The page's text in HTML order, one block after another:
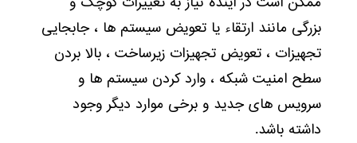
بزرگی مانند ارتقاء یا تعویض سیستم ها ، جابجایی
تجهیزات ، تعویض تجهیزات زیرساخت ، بالا بردن
سطح امنیت شبکه ، وارد کردن سیستم ها و
سرویس های جدید و برخی موارد دیگر وجود
داشته باشد.